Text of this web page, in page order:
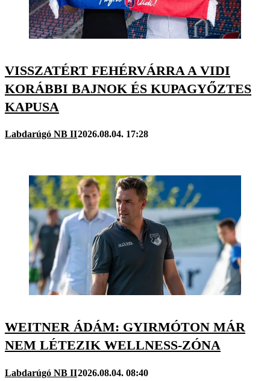
VISSZATÉRT FEHÉRVÁRRA A VIDI
KORÁBBI BAJNOK ÉS KUPAGYŐZTES
KAPUSA
Labdarúgó NB II2026.08.04. 17:28
WEITNER ÁDÁM: GYIRMÓTON MÁR
NEM LÉTEZIK WELLNESS-ZÓNA
Labdarúgó NB II2026.08.04. 08:40